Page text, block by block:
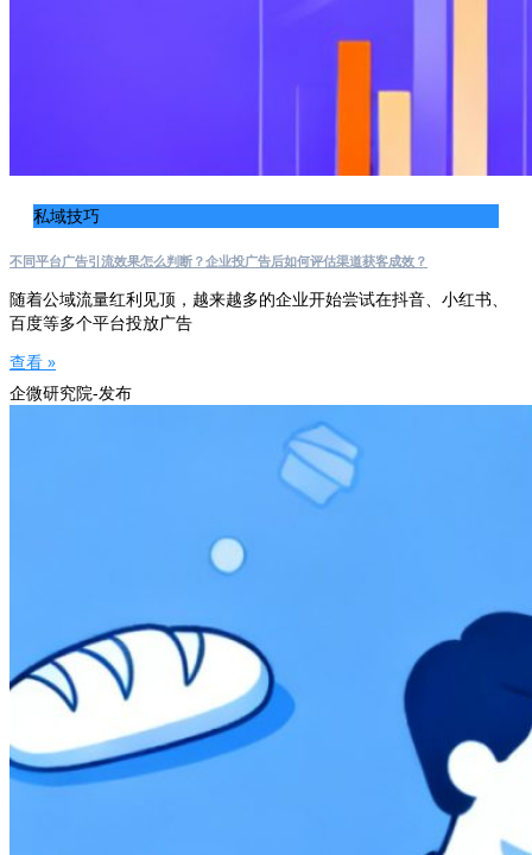
私域技巧
不同平台广告引流效果怎么判断？企业投广告后如何评估渠道获客成效？
随着公域流量红利见顶，越来越多的企业开始尝试在抖音、小红书、
百度等多个平台投放广告
查看 »
企微研究院-发布